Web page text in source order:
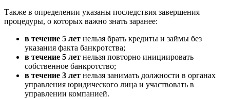
Также в определении указаны последствия завершения
процедуры, о которых важно знать заранее:
в течение 5 лет нельзя брать кредиты и займы без
указания факта банкротства;
в течение 5 лет нельзя повторно инициировать
собственное банкротство;
в течение 3 лет нельзя занимать должности в органах
управления юридического лица и участвовать в
управлении компанией.